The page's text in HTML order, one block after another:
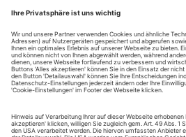
Blick, ängstlich an den
Gebetbuch, unsicher der Gang.
unwohl in diesem Umfeld,
beklommen. Zum Glück ist da ein
aber nur für Sekunden. Denn
breitbeinig der römische...